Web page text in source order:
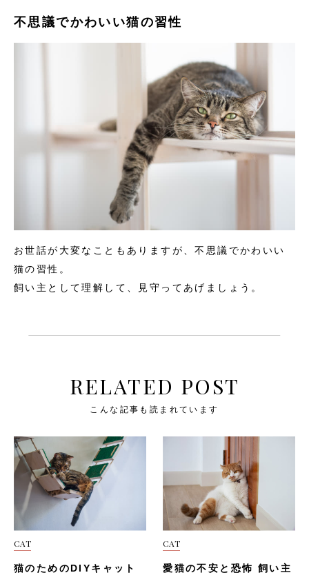
不思議でかわいい猫の習性
お世話が大変なこともありますが、不思議でかわいい
猫の習性。
飼い主として理解して、見守ってあげましょう。
RELATED POST
こんな記事も読まれています
CAT
猫のためのDIYキャット
CAT
愛猫の不安と恐怖 飼い主